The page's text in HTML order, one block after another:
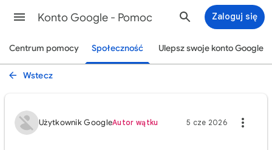
Konto Google - Pomoc Zaloguj się
Centrum pomocy Społeczność Ulepsz swoje konto Google
Wstecz
Użytkownik GoogleAutor wątku 5 cze 2026